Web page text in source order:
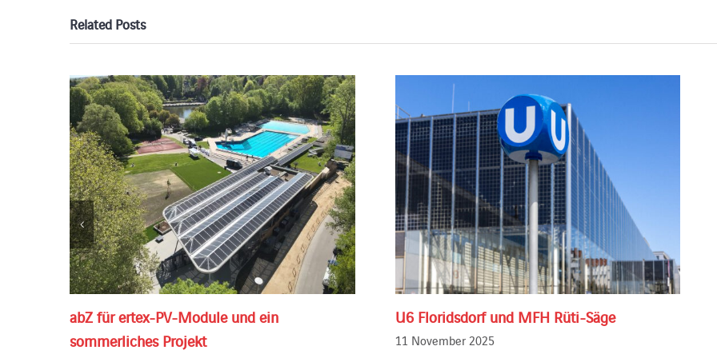
Related Posts
abZ für ertex-PV-Module und ein
sommerliches Projekt
U6 Floridsdorf und MFH Rüti-Säge
11 November 2025